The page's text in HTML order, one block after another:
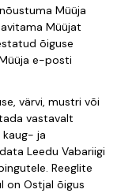
Müüja
Müüjat
õiguse
e-posti
värvi, mustri või
vastavalt
kaug- ja
Leedu Vabariigi
Reeglite
on Ostjal õigus